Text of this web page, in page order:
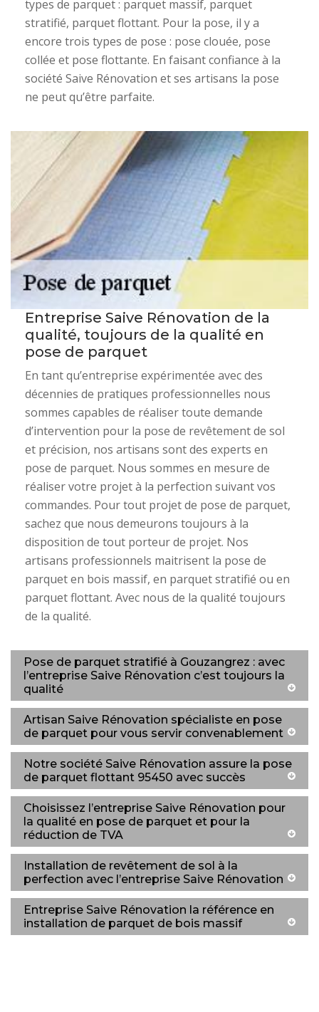
types de parquet : parquet massif, parquet
stratifié, parquet flottant. Pour la pose, il y a
encore trois types de pose : pose clouée, pose
collée et pose flottante. En faisant confiance à la
société Saive Rénovation et ses artisans la pose
ne peut qu’être parfaite.
Entreprise Saive Rénovation de la
qualité, toujours de la qualité en
pose de parquet
En tant qu’entreprise expérimentée avec des
décennies de pratiques professionnelles nous
sommes capables de réaliser toute demande
d’intervention pour la pose de revêtement de sol
et précision, nos artisans sont des experts en
pose de parquet. Nous sommes en mesure de
réaliser votre projet à la perfection suivant vos
commandes. Pour tout projet de pose de parquet,
sachez que nous demeurons toujours à la
disposition de tout porteur de projet. Nos
artisans professionnels maitrisent la pose de
parquet en bois massif, en parquet stratifié ou en
parquet flottant. Avec nous de la qualité toujours
de la qualité.
Pose de parquet stratifié à Gouzangrez : avec
l’entreprise Saive Rénovation c’est toujours la
qualité
Artisan Saive Rénovation spécialiste en pose
de parquet pour vous servir convenablement
Notre société Saive Rénovation assure la pose
de parquet flottant 95450 avec succès
Choisissez l’entreprise Saive Rénovation pour
la qualité en pose de parquet et pour la
réduction de TVA
Installation de revêtement de sol à la
perfection avec l’entreprise Saive Rénovation
Entreprise Saive Rénovation la référence en
installation de parquet de bois massif